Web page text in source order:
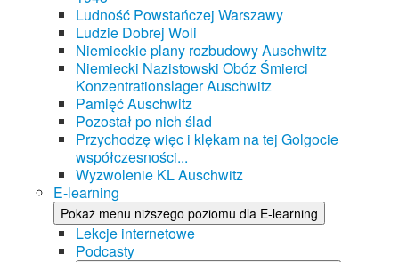
Ludność Powstańczej Warszawy
Ludzie Dobrej Woli
Niemieckie plany rozbudowy Auschwitz
Niemiecki Nazistowski Obóz Śmierci
Konzentrationslager Auschwitz
Pamięć Auschwitz
Pozostał po nich ślad
Przychodzę więc i klękam na tej Golgocie
współczesności...
Wyzwolenie KL Auschwitz
E-learning
Pokaż menu niższego poziomu dla E-learning
Lekcje internetowe
Podcasty